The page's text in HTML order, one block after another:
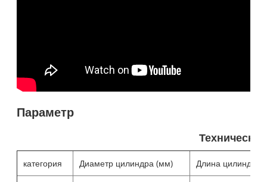
Параметр
категория Диаметр цилиндра (мм) Длина цилиндра